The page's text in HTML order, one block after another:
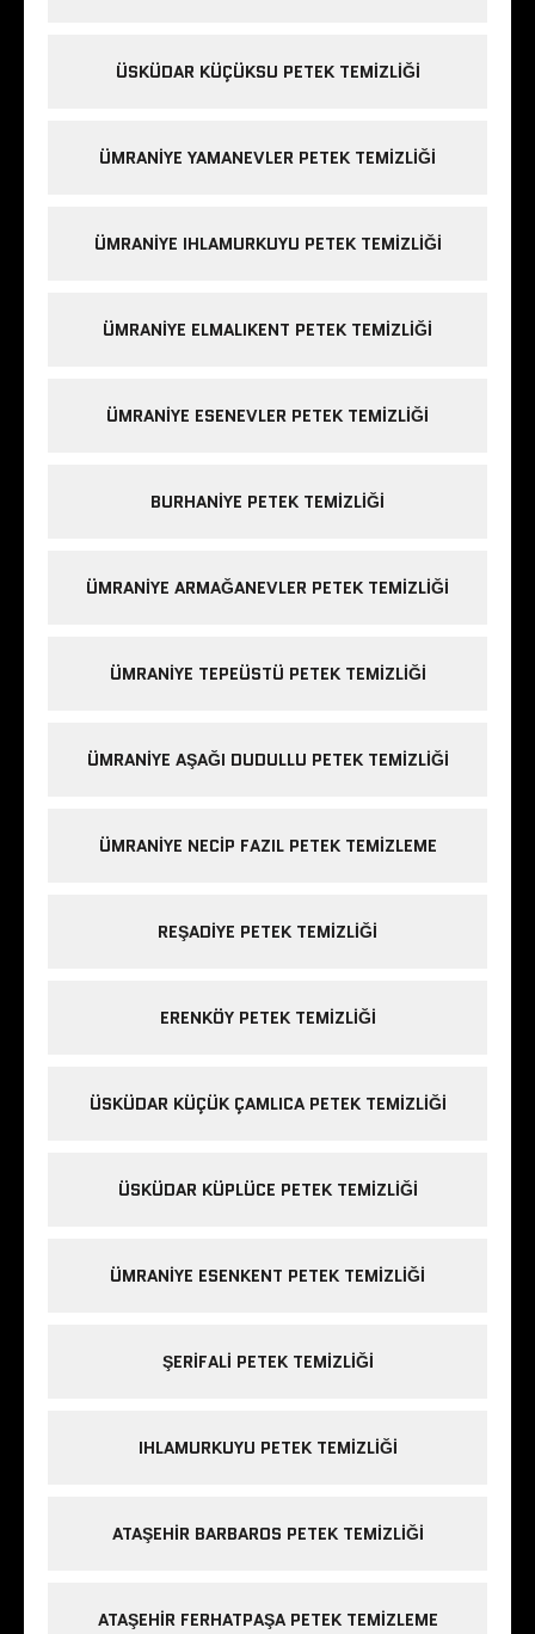
ÜSKÜDAR KÜÇÜKSU PETEK TEMIZLIĞI
ÜMRANIYE YAMANEVLER PETEK TEMIZLIĞI
ÜMRANIYE IHLAMURKUYU PETEK TEMIZLIĞI
ÜMRANIYE ELMALIKENT PETEK TEMIZLIĞI
ÜMRANIYE ESENEVLER PETEK TEMIZLIĞI
BURHANIYE PETEK TEMIZLIĞI
ÜMRANIYE ARMAĞANEVLER PETEK TEMIZLIĞI
ÜMRANIYE TEPEÜSTÜ PETEK TEMIZLIĞI
ÜMRANIYE AŞAĞI DUDULLU PETEK TEMIZLIĞI
ÜMRANIYE NECIP FAZIL PETEK TEMIZLEME
REŞADIYE PETEK TEMIZLIĞI
ERENKÖY PETEK TEMIZLIĞI
ÜSKÜDAR KÜÇÜK ÇAMLICA PETEK TEMIZLIĞI
ÜSKÜDAR KÜPLÜCE PETEK TEMIZLIĞI
ÜMRANIYE ESENKENT PETEK TEMIZLIĞI
ŞERIFALI PETEK TEMIZLIĞI
IHLAMURKUYU PETEK TEMIZLIĞI
ATAŞEHIR BARBAROS PETEK TEMIZLIĞI
ATAŞEHIR FERHATPAŞA PETEK TEMIZLEME